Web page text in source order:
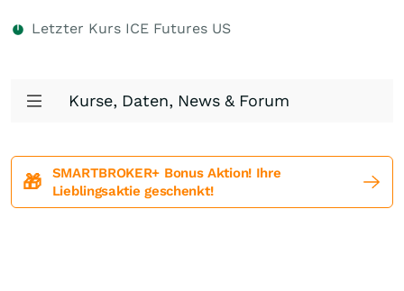
Letzter Kurs ICE Futures US
Kurse, Daten, News & Forum
🎁
SMARTBROKER+ Bonus Aktion! Ihre
Lieblingsaktie geschenkt!